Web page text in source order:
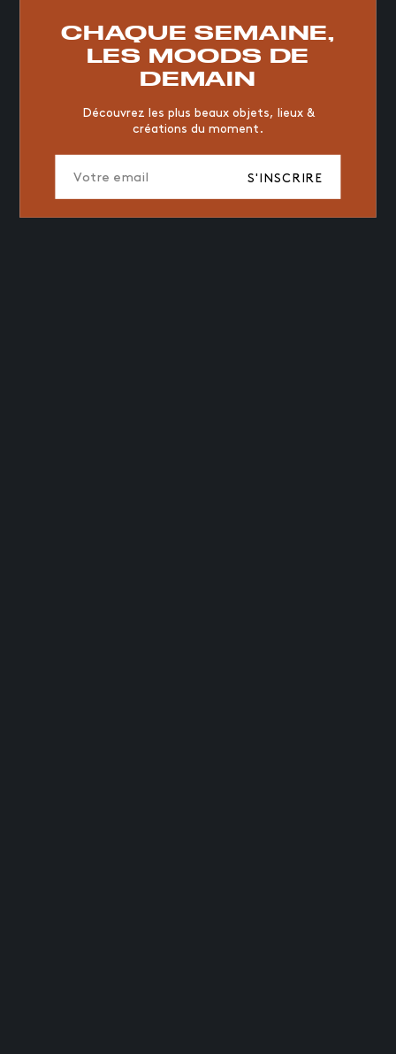
CHAQUE SEMAINE,
LES MOODS DE
DEMAIN
Découvrez les plus beaux objets, lieux &
créations du moment.
S'INSCRIRE
RESTAURANT VINTAGE MOODBOARD
BOIS
JAUNE
HÔTEL
ORGANIQUE
MEMPHIS ÉDITIONS
VASE
ICONIC
2023